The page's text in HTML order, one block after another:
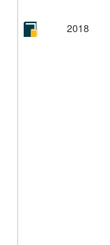
2018